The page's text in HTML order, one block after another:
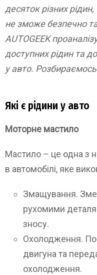
десяток різних
не зможе безпечно
AUTOGEEK
доступних рідин та
у авто.
Які є рідини у авто
Моторне мастило
Мастило – це одна з
в автомобілі, яке
Змащування.
рухомими
зносу.
Охолодження.
двигуна та
охолодження.